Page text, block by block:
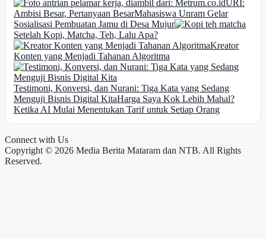
URI:
Ambisi Besar, Pertanyaan BesarMahasiswa Unram Gelar
Sosialisasi Pembuatan Jamu di Desa Mujur
Setelah Kopi, Matcha, Teh, Lalu Apa?
Kreator
Konten yang Menjadi Tahanan Algoritma
Testimoni, Konversi, dan Nurani: Tiga Kata yang Sedang
Menguji Bisnis Digital KitaHarga Saya Kok Lebih Mahal?
Ketika AI Mulai Menentukan Tarif untuk Setiap Orang
Connect with Us
Copyright © 2026 Media Berita Mataram dan NTB. All Rights
Reserved.